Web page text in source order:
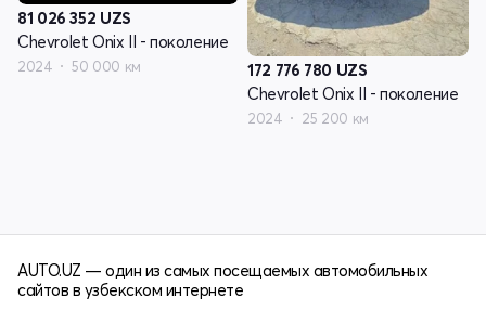
81 026 352 UZS
Chevrolet Onix II - поколение
2024 50 000 км 172 776 780 UZS
Chevrolet Onix II - поколение
2024 25 200 км
AUTO.UZ — один из самых посещаемых автомобильных
сайтов в узбекском интернете